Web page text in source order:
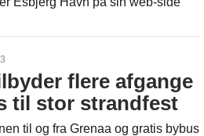
flere afgange
til stor strandfest
til og fra Grenaa og gratis bybus